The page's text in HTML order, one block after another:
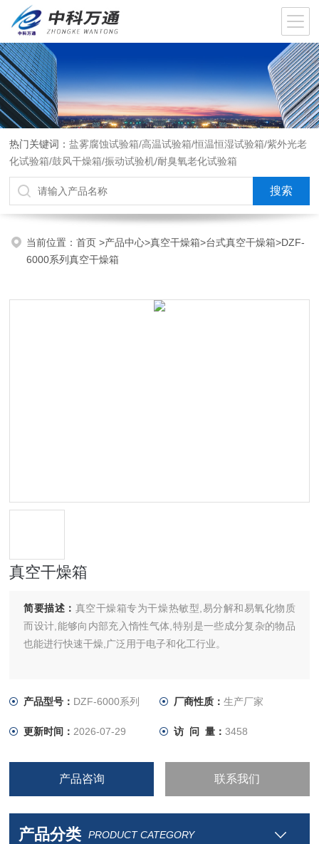
热门关键词：盐雾腐蚀试验箱/高温试验箱/恒温恒湿试验箱/紫外光老
化试验箱/鼓风干燥箱/振动试验机/耐臭氧老化试验箱
当前位置：首页>产品中心>真空干燥箱>台式真空干燥箱>DZF-
6000系列真空干燥箱
真空干燥箱
简要描述： 真空干燥箱专为干燥热敏型,易分解和易氧化物质
而设计,能够向内部充入惰性气体,特别是一些成分复杂的物品
也能进行快速干燥,广泛用于电子和化工行业。
产品型号： DZF-6000系列 厂商性质： 生产厂家
更新时间： 2026-07-29 访 问 量： 3458
产品咨询 联系我们
产品分类 PRODUCT CATEGORY